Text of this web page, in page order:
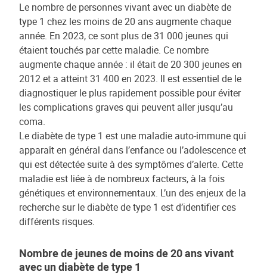
Le nombre de personnes vivant avec un diabète de
type 1 chez les moins de 20 ans augmente chaque
année. En 2023, ce sont plus de 31 000 jeunes qui
étaient touchés par cette maladie. Ce nombre
augmente chaque année : il était de 20 300 jeunes en
2012 et a atteint 31 400 en 2023. Il est essentiel de le
diagnostiquer le plus rapidement possible pour éviter
les complications graves qui peuvent aller jusqu’au
coma.
Le diabète de type 1 est une maladie auto-immune qui
apparaît en général dans l’enfance ou l’adolescence et
qui est détectée suite à des symptômes d’alerte. Cette
maladie est liée à de nombreux facteurs, à la fois
génétiques et environnementaux. L’un des enjeux de la
recherche sur le diabète de type 1 est d’identifier ces
différents risques.
Nombre de jeunes de moins de 20 ans vivant
avec un diabète de type 1